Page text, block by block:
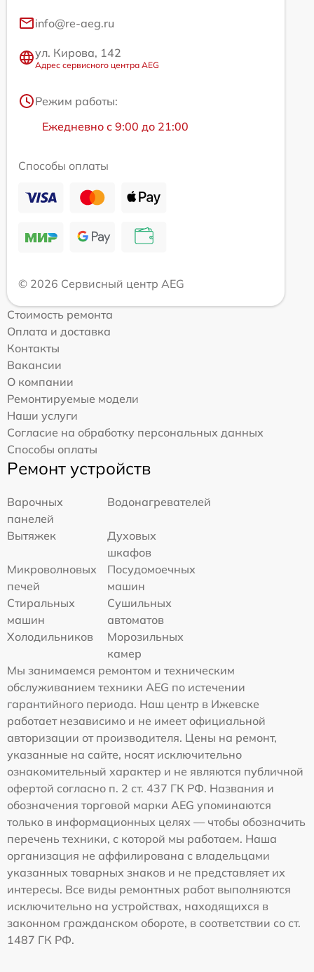
info@re-aeg.ru
ул. Кирова, 142
Адрес сервисного центра AEG
Режим работы:
Ежедневно с 9:00 до 21:00
Способы оплаты
© 2026 Сервисный центр AEG
Стоимость ремонта
Оплата и доставка
Контакты
Вакансии
О компании
Ремонтируемые модели
Наши услуги
Согласие на обработку персональных данных
Способы оплаты
Ремонт устройств
Варочных
панелей
Водонагревателей
Вытяжек
Духовых
шкафов
Микроволновых
печей
Посудомоечных
машин
Стиральных
машин
Сушильных
автоматов
Холодильников
Морозильных
камер
Мы занимаемся ремонтом и техническим
обслуживанием техники AEG по истечении
гарантийного периода. Наш центр в Ижевске
работает независимо и не имеет официальной
авторизации от производителя. Цены на ремонт,
указанные на сайте, носят исключительно
ознакомительный характер и не являются публичной
офертой согласно п. 2 ст. 437 ГК РФ. Названия и
обозначения торговой марки AEG упоминаются
только в информационных целях — чтобы обозначить
перечень техники, с которой мы работаем. Наша
организация не аффилирована с владельцами
указанных товарных знаков и не представляет их
интересы. Все виды ремонтных работ выполняются
исключительно на устройствах, находящихся в
законном гражданском обороте, в соответствии со ст.
1487 ГК РФ.